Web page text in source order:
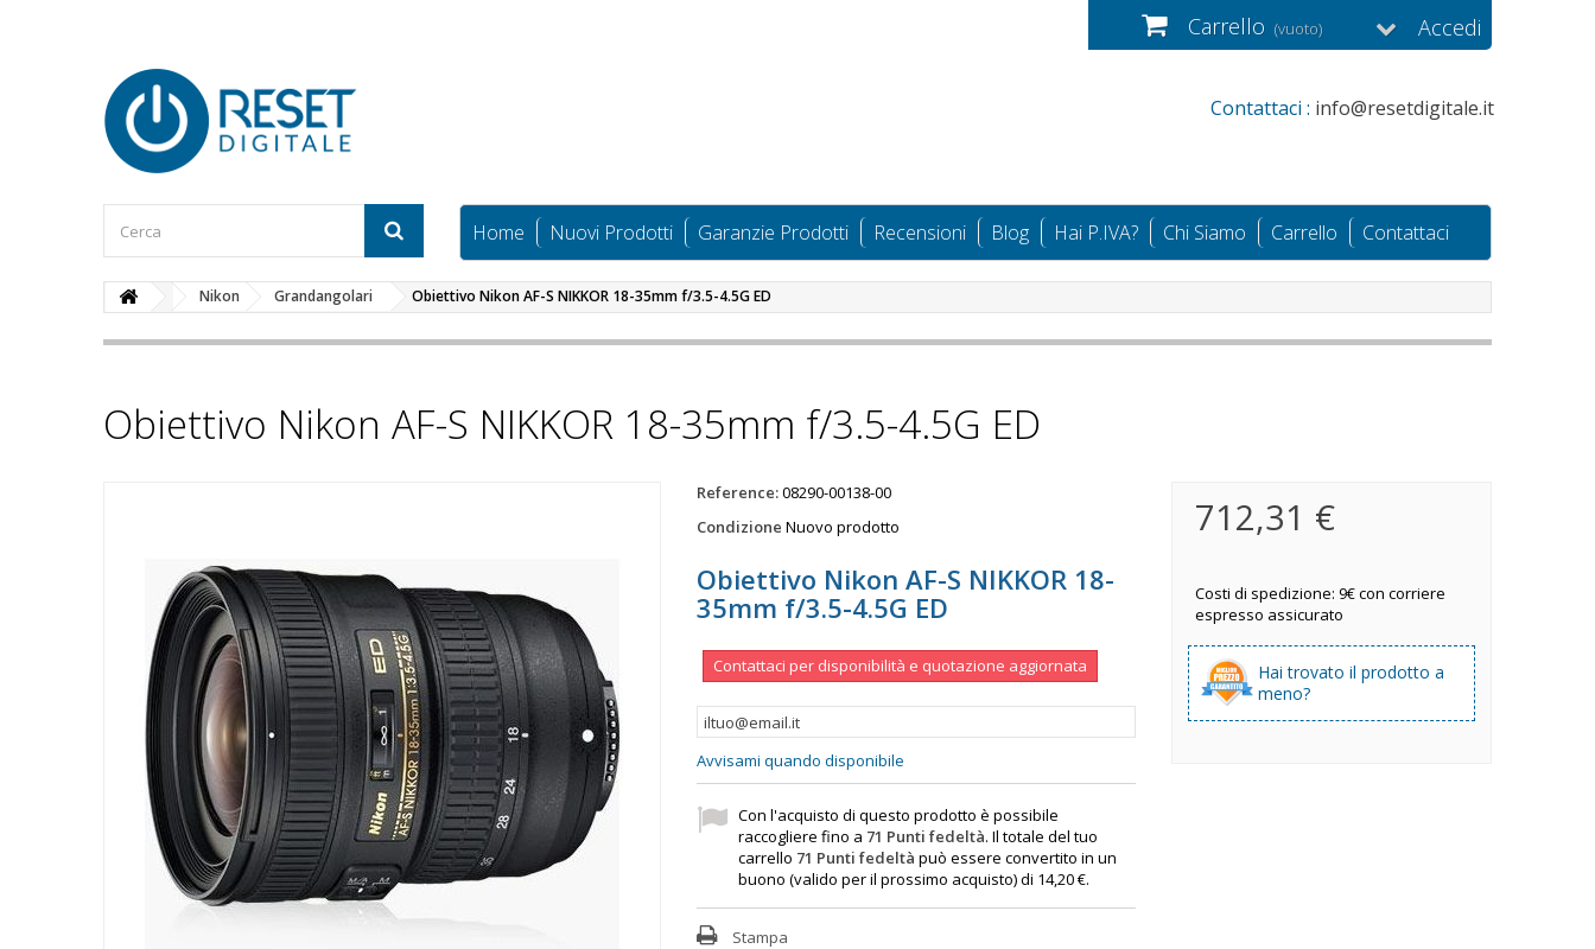
Accedi
Carrello (vuoto)
Contattaci : info@resetdigitale.it
Home Nuovi Prodotti Garanzie Prodotti Recensioni Blog Hai P.IVA? Chi Siamo Carrello Contattaci
Nikon Grandangolari Obiettivo Nikon AF-S NIKKOR 18-35mm f/3.5-4.5G ED
Obiettivo Nikon AF-S NIKKOR 18-35mm f/3.5-4.5G ED
Reference:08290-00138-00
Condizione Nuovo prodotto
Obiettivo Nikon AF-S NIKKOR 18-
35mm f/3.5-4.5G ED
Contattaci per disponibilità e quotazione aggiornata
Avvisami quando disponibile
Con l'acquisto di questo prodotto è possibile
raccogliere fino a 71 Punti fedeltà. Il totale del tuo
carrello 71 Punti fedeltà può essere convertito in un
buono (valido per il prossimo acquisto) di 14,20 €.
Stampa
712,31 €
Costi di spedizione: 9€ con corriere
espresso assicurato
Hai trovato il prodotto a
meno?